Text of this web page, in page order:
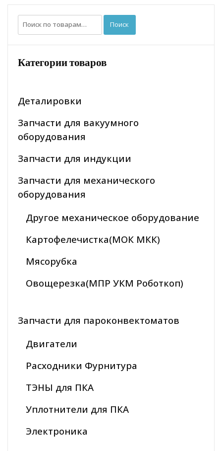
Искать: Поиск
Категории товаров
Деталировки
Запчасти для вакуумного
оборудования
Запчасти для индукции
Запчасти для механического
оборудования
Другое механическое оборудование
Картофелечистка(МОК МКК)
Мясорубка
Овощерезка(МПР УКМ Роботкоп)
Запчасти для пароконвектоматов
Двигатели
Расходники Фурнитура
ТЭНЫ для ПКА
Уплотнители для ПКА
Электроника